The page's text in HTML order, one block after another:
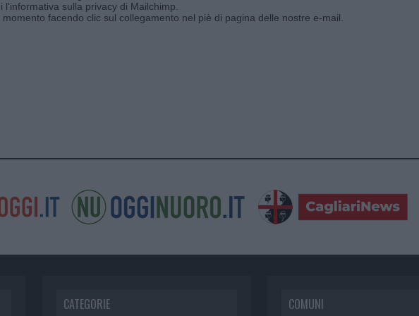
l'informativa sulla privacy di Mailchimp
facendo clic sul collegamento nel piè di pagina delle nostre e-mail.
CATEGORIE COMUNI